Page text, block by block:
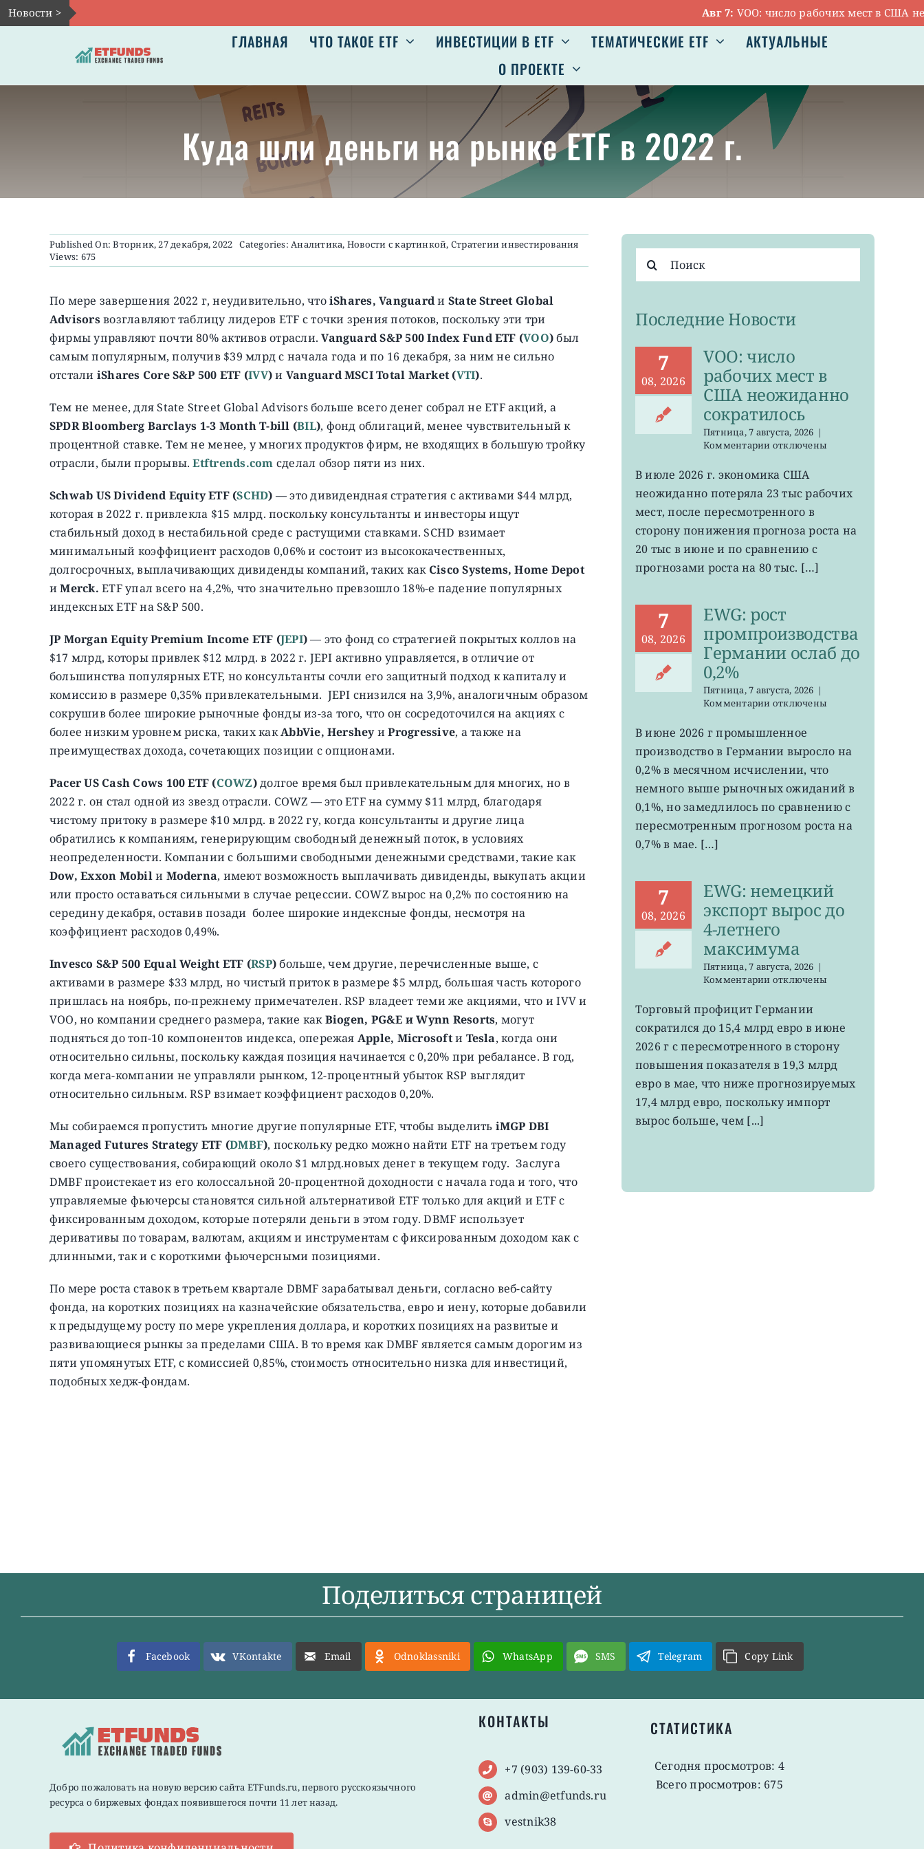
Skip
to
Новости > Авг 7:VOO: число рабочих мест в США
ГЛАВНАЯ ЧТО ТАКОЕ ETF ИНВЕСТИЦИИ В ETF ТЕМАТИЧЕСКИЕ ETF
АКТУАЛЬНЫЕ
О ПРОЕКТЕ
Куда шли деньги на рынке ETF в 2022 г.
Published On: Вторник, 27 декабря, 2022 Categories:Аналитика, Новости с картинкой, Стратегии инвестирования
Views: 675
По мере завершения 2022 г, неудивительно, чтоiShares, Vanguardи State Street Global
Advisorsвозглавляют таблицу лидеров ETF с точки зрения потоков, поскольку эти три
фирмы управляют почти 80% активов отрасли. Vanguard S&P 500 Index Fund ETF (VOO)был
самым популярным, получив $39 млрд с начала года и по 16 декабря, за ним не сильно
отстали iShares Core S&P 500 ETF (IVV)и Vanguard MSCI Total Market (VTI).
Тем не менее, для State Street Global Advisors больше всего денег собрал не ETF акций, а
SPDR Bloomberg Barclays 1-3 Month T-bill (BIL), фонд облигаций, менее чувствительный к
процентной ставке. Тем не менее, у многих продуктов фирм, не входящих в большую тройку
отрасли, были прорывы. Etftrends.com сделал обзор пяти из них.
Schwab US Dividend Equity ETF (SCHD) — это дивидендная стратегия с активами $44 млрд,
которая в 2022 г. привлекла $15 млрд. поскольку консультанты и инвесторы ищут
стабильный доход в нестабильной среде с растущими ставками. SCHD взимает
минимальный коэффициент расходов 0,06% и состоит из высококачественных,
долгосрочных, выплачивающих дивиденды компаний, таких как Cisco Systems, Home Depot
иMerck. ETF упал всего на 4,2%, что значительно превзошло 18%-е падение популярных
индексных ETF на S&P 500.
JP Morgan Equity Premium Income ETF (JEPI)— это фонд со стратегией покрытых коллов на
$17 млрд, которы привлек $12 млрд. в 2022 г. JEPI активно управляется, в отличие от
большинства популярных ETF, но консультанты сочли его защитный подход к капиталу и
комиссию в размере 0,35% привлекательными. JEPI снизился на 3,9%, аналогичным образом
сокрушив более широкие рыночные фонды из-за того, что он сосредоточился на акциях с
более низким уровнем риска, таких какAbbVie, HersheyиProgressive, а также на
преимуществах дохода, сочетающих позиции с опционами.
Pacer US Cash Cows 100 ETF (COWZ)долгое время был привлекательным для многих, но в
2022 г. он стал одной из звезд отрасли. COWZ — это ETF на сумму $11 млрд, благодаря
чистому притоку в размере $10 млрд. в 2022 гу, когда консультанты и другие лица
обратились к компаниям, генерирующим свободный денежный поток, в условиях
неопределенности. Компании с большими свободными денежными средствами, такие как
Dow, Exxon Mobilи Moderna, имеют возможность выплачивать дивиденды, выкупать акции
или просто оставаться сильными в случае рецессии. COWZ вырос на 0,2% по состоянию на
середину декабря, оставив позади более широкие индексные фонды, несмотря на
коэффициент расходов 0,49%.
Invesco S&P 500 Equal Weight ETF (RSP)больше, чем другие, перечисленные выше, с
активами в размере $33 млрд, но чистый приток в размере $5 млрд, большая часть которого
пришлась на ноябрь, по-прежнему примечателен. RSP владеет теми же акциями, что и IVV и
VOO, но компании среднего размера, такие какBiogen, PG&E и Wynn Resorts, могут
подняться до топ-10 компонентов индекса, опережая Apple, Microsoftи Tesla, когда они
относительно сильны, поскольку каждая позиция начинается с 0,20% при ребалансе. В год,
когда мега-компании не управляли рынком, 12-процентный убыток RSP выглядит
относительно сильным. RSP взимает коэффициент расходов 0,20%.
Мы собираемся пропустить многие другие популярные ETF, чтобы выделить iMGP DBI
Managed Futures Strategy ETF (DMBF), поскольку редко можно найти ETF на третьем году
своего существования, собирающий около $1 млрд.новых денег в текущем году. Заслуга
DMBF проистекает из его колоссальной 20-процентной доходности с начала года и того, что
управляемые фьючерсы становятся сильной альтернативой ETF только для акций и ETF с
фиксированным доходом, которые потеряли деньги в этом году. DBMF использует
деривативы по товарам, валютам, акциям и инструментам с фиксированным доходом как с
длинными, так и с короткими фьючерсными позициями.
По мере роста ставок в третьем квартале DBMF зарабатывал деньги, согласно веб-сайту
фонда, на коротких позициях на казначейские обязательства, евро и иену, которые добавили
к предыдущему росту по мере укрепления доллара, и коротких позициях на развитые и
развивающиеся рынкы за пределами США. В то время как DMBF является самым дорогим из
пяти упомянутых ETF, с комиссией 0,85%, стоимость относительно низка для инвестиций,
подобных хедж-фондам.
поиска:
Последние Новости
7
08, 2026
VOO: число
рабочих мест в
США неожиданно
сократилось
Пятница, 7 августа, 2026 |
Комментариик
VOO:
рабочих
мест
США
неожиданно
сократилось
отключены
В июле 2026 г. экономика США
неожиданно потеряла 23 тыс рабочих
мест, после пересмотренного в
сторону понижения прогноза роста на
20 тыс в июне и по сравнению с
прогнозами роста на 80 тыс. […]
7
08, 2026
EWG: рост
промпроизводства
Германии ослаб до
0,2%
Пятница, 7 августа, 2026 |
Комментариик
EWG:
рост
промпроизводства
Германии
до
0,2%
отключены
В июне 2026 г промышленное
производство в Германии выросло на
0,2% в месячном исчислении, что
немного выше рыночных ожиданий в
0,1%, но замедлилось по сравнению с
пересмотренным прогнозом роста на
0,7% в мае. […]
7
08, 2026
EWG: немецкий
экспорт вырос до
4-летнего
максимума
Пятница, 7 августа, 2026 |
Комментариик
EWG:
немецкий
экспорт
вырос
4-
летнего
отключены
Торговый профицит Германии
сократился до 15,4 млрд евро в июне
2026 г с пересмотренного в сторону
повышения показателя в 19,3 млрд
евро в мае, что ниже прогнозируемых
17,4 млрд евро, поскольку импорт
вырос больше, чем [...]
Поделиться страницей
Facebook VKontakte Email Odnoklassniki WhatsApp SMS Telegram Copy Link
Добро пожаловать на новую версию сайта ETFunds.ru, первого русскоязычного
ресурса о биржевых фондах появившегося почти 11 лет назад.
КОНТАКТЫ
+7 (903) 139-60-33
admin@etfunds.ru
vestnik38
СТАТИСТИКА
Сегодня просмотров: 4
Всего просмотров: 675